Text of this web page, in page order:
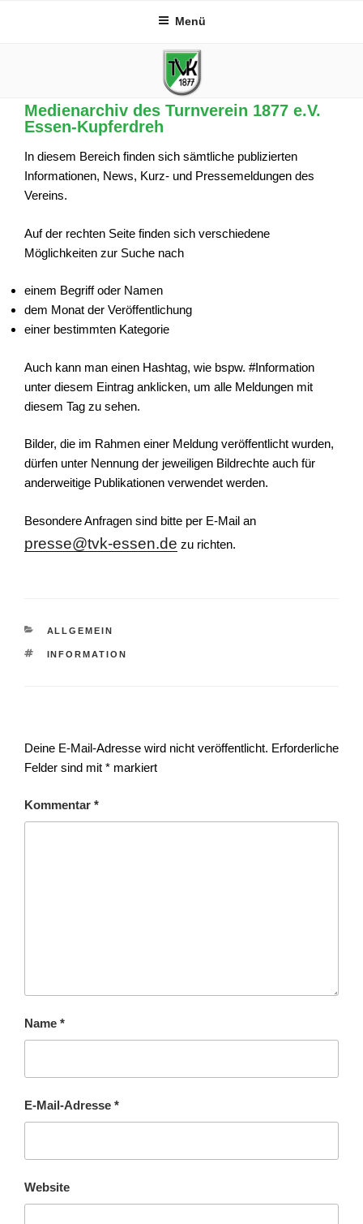
Menü
Medienarchiv des Turnverein 1877 e.V.
Essen-Kupferdreh
In diesem Bereich finden sich sämtliche publizierten
Informationen, News, Kurz- und Pressemeldungen des
Vereins.
Auf der rechten Seite finden sich verschiedene
Möglichkeiten zur Suche nach
einem Begriff oder Namen
dem Monat der Veröffentlichung
einer bestimmten Kategorie
Auch kann man einen Hashtag, wie bspw. #Information
unter diesem Eintrag anklicken, um alle Meldungen mit
diesem Tag zu sehen.
Bilder, die im Rahmen einer Meldung veröffentlicht wurden,
dürfen unter Nennung der jeweiligen Bildrechte auch für
anderweitige Publikationen verwendet werden.
Besondere Anfragen sind bitte per E-Mail an
presse@tvk-essen.de zu richten.
KATEGORIEN
ALLGEMEIN
SCHLAGWÖRTER
INFORMATION
Deine E-Mail-Adresse wird nicht veröffentlicht. Erforderliche
Felder sind mit * markiert
Kommentar *
Name *
E-Mail-Adresse *
Website